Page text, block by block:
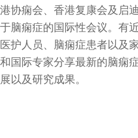
港协痫会、香港复康会及启
于脑痫症的国际性会议。有
医护人员、脑痫症患者以及
和国际专家分享最新的脑痫
展以及研究成果。